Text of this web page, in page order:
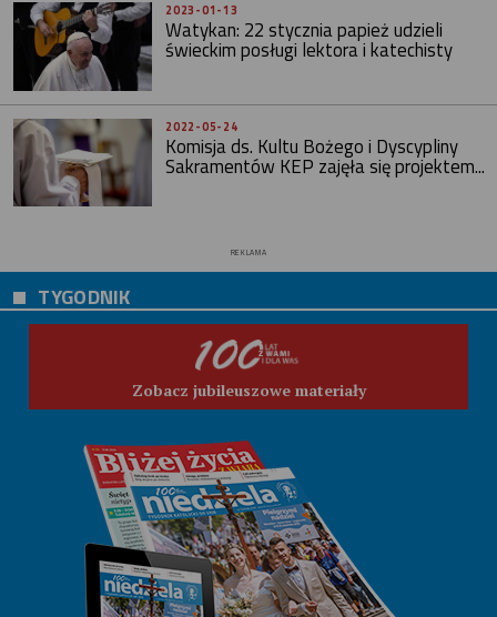
2023-01-13
Watykan: 22 stycznia papież udzieli
świeckim posługi lektora i katechisty
2022-05-24
Komisja ds. Kultu Bożego i Dyscypliny
Sakramentów KEP zajęła się projektem...
REKLAMA
TYGODNIK
Zobacz jubileuszowe materiały